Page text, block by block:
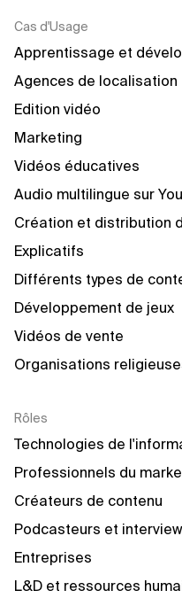
Cas d'Usage
Apprentissage et
Agences de localisation
Edition vidéo
Marketing
Vidéos éducatives
Audio multilingue sur
Création et distribution
Explicatifs
Différents types de
Développement de jeux
Vidéos de vente
Organisations
Rôles
Technologies de
Professionnels du
Créateurs de contenu
Podcasteurs et
Entreprises
L&D et ressources